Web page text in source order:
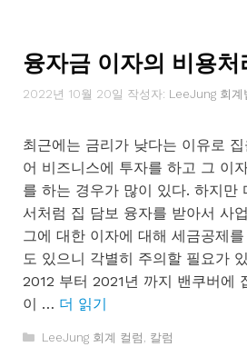
융자금 이자의 비용처
2022년 10월 20일 작성자: LeeJung 회계
최근에는 금리가 낮다는 이유로
어 비즈니스에 투자를 하고 그 이
를 하는 경우가 많이 있다. 하지만
서처럼 집 담보 융자를 받아서 사
그에 대한 이자에 대해 세금공제
도 있으니 각별히 주의할 필요가
2012 부터 2021년 까지 밴쿠버에
이 … 더 읽기
카
LeeJung 회계 컬럼 칼럼